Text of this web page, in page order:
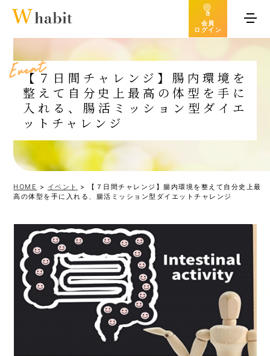
会員
ログイン
Event
【７日間チャレンジ】腸内環境を
整えて自分史上最高の体型を手に
入れる、腸活ミッション型ダイエ
ットチャレンジ
HOME > イベント >
【７日間チャレンジ】腸内環境を整えて自分史上最
高の体型を手に入れる、腸活ミッション型ダイエットチャレンジ